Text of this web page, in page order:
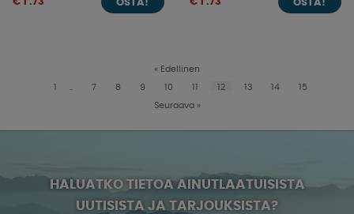
OSTA! OSTA!
« Edellinen
1 7 8 9 10 11 12 13 14 15
Seuraava »
HALUATKO TIETOA AINUTLAATUISISTA
UUTISISTA JA TARJOUKSISTA?